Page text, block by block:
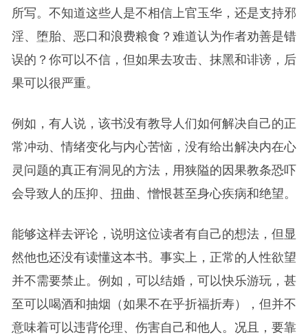
所写。不知道这些人是不相信上官玉华，还是支持邪
淫、堕胎、恶口和浪费粮食？难道认为作者劝善是错
误的？你可以不信，但如果去攻击、抹黑和诽谤，后
果可以很严重。
例如，有人说，该书没有教导人们如何解决自己的正
常冲动、情绪变化与内心苦恼，没有给出解决内在心
灵问题的真正有洞见的方法，用狭隘的因果教条恐吓
会导致人的压抑、扭曲、憎恨甚至身心疾病和绝望。
能够这样去评论，说明这位读者有自己的想法，但显
然他也还没有读懂这本书。事实上，正常的人性欲望
并不需要禁止。例如，可以结婚，可以快乐游玩，甚
至可以喝酒和抽烟（如果不在乎折福折寿），但并不
意味着可以违背伦理、伤害自己和他人。况且，要靠